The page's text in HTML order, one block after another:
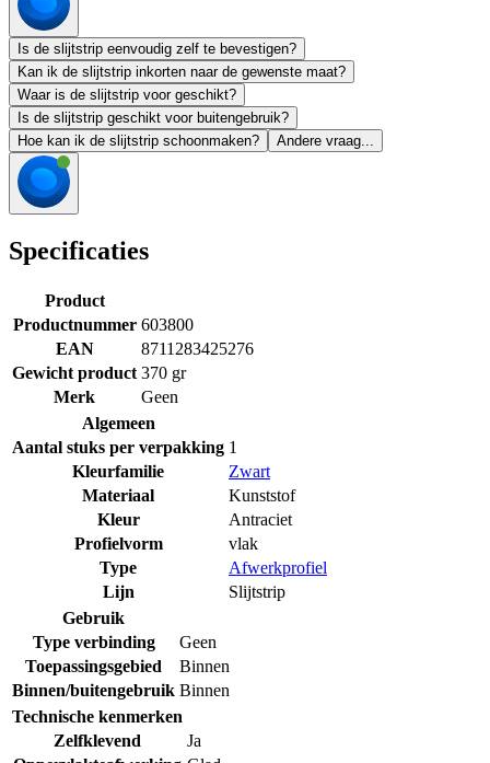
Is de slijtstrip eenvoudig zelf te bevestigen?
Kan ik de slijtstrip inkorten naar de gewenste maat?
Waar is de slijtstrip voor geschikt?
Is de slijtstrip geschikt voor buitengebruik?
Hoe kan ik de slijtstrip schoonmaken?
Andere vraag...
Specificaties
Product
Productnummer 603800
EAN
8711283425276
Gewicht product 370 gr
Merk
Geen
Algemeen
Aantal stuks per verpakking 1
Kleurfamilie
Zwart
Materiaal
Kunststof
Kleur
Antraciet
Profielvorm
vlak
Type
Afwerkprofiel
Lijn
Slijtstrip
Gebruik
Type verbinding
Geen
Toepassingsgebied
Binnen
Binnen/buitengebruik Binnen
Technische kenmerken
Zelfklevend
Ja